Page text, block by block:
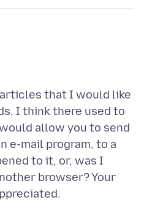
that I would like
I think there used to
allow you to send
e-mail program, to a
to it, or, was I
browser? Your